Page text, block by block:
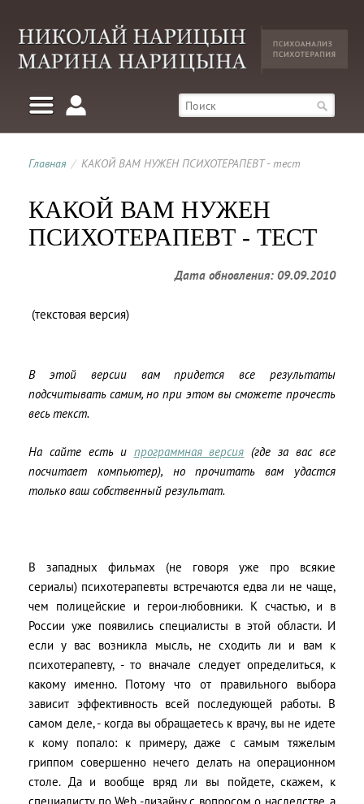
Главная / КАКОЙ ВАМ НУЖЕН ПСИХОТЕРАПЕВТ - тест
КАКОЙ ВАМ НУЖЕН
ПСИХОТЕРАПЕВТ - ТЕСТ
Дата обновления: 09.09.2010
(текстовая версия)
В этой версии вам придется все результаты
подсчитывать самим, но при этом вы сможете прочесть
весь текст.
На сайте есть и программная версия (где за вас все
посчитает компьютер), но прочитать вам удастся
только ваш собственный результат.
В западных фильмах (не говоря уже про всякие
сериалы) психотерапевты встречаются едва ли не чаще,
чем полицейские и герои-любовники. К счастью, и в
России уже появились специалисты в этой области. И
если у вас возникла мысль, не сходить ли и вам к
психотерапевту, - то вначале следует определиться, к
какому именно. Потому что от правильного выбора
зависит эффективность всей последующей работы. В
самом деле, - когда вы обращаетесь к врачу, вы не идете
к кому попало: к примеру, даже с самым тяжелым
гриппом совершенно нечего делать на операционном
столе. Да и вообще вряд ли вы пойдете, скажем, к
специалисту по Web -дизайну с вопросом о наследстве, а